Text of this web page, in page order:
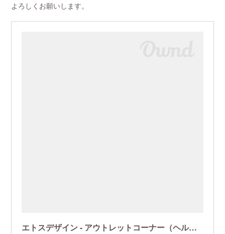
よろしくお願いします。
エトスデザイン - アウトレットコーナー（ヘルメット）｜Yahoo!ショッピング